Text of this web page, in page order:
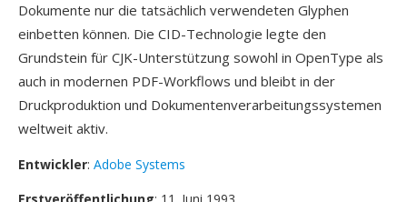
Dokumente nur die tatsächlich verwendeten Glyphen
einbetten können. Die CID-Technologie legte den
Grundstein für CJK-Unterstützung sowohl in OpenType als
auch in modernen PDF-Workflows und bleibt in der
Druckproduktion und Dokumentenverarbeitungssystemen
weltweit aktiv.
Entwickler: Adobe Systems